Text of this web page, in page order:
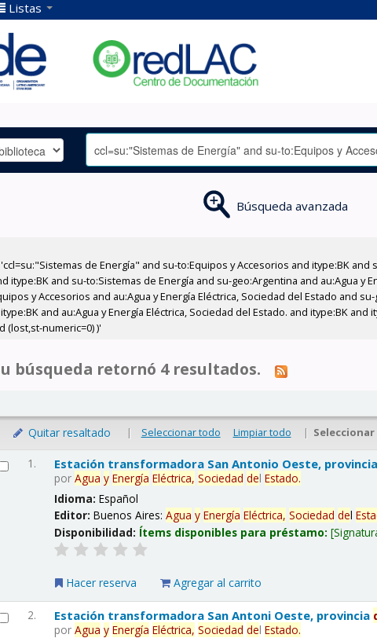
Listas
Búsqueda avanzada
de Energía" and su-to:Equipos y Accesorios and itype:BK and
itype:BK and su-to:Sistemas de Energía and su-geo:Argentina and au:Agua y
y Accesorios and au:Agua y Energía Eléctrica, Sociedad del Estado and
and au:Agua y Energía Eléctrica, Sociedad del Estado. and itype:BK
(lost,st-numeric=0) )'
búsqueda retornó 4 resultados.
Quitar resaltado | Seleccionar todo Limpiar todo |
1. Estación transformadora San Antonio Oeste, provincia
porAgua y Energía Eléctrica, Sociedad delEstado.
Idioma:Español
Editor:Buenos Aires:Agua y Energía Eléctrica, Sociedad del
Disponibilidad: Ítems disponibles para préstamo:
Hacer reserva Agregar al carrito
2. Estación transformadora San Antoni Oeste, provincia
porAgua y Energía Eléctrica, Sociedad delEstado.